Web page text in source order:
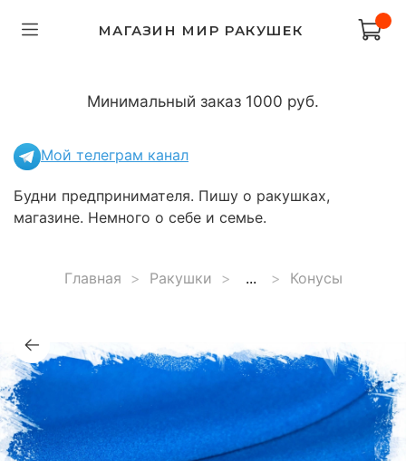
МАГАЗИН МИР РАКУШЕК
Минимальный заказ 1000 руб.
Мой телеграм канал
Будни предпринимателя. Пишу о ракушках,
магазине. Немного о себе и семье.
Главная Ракушки ... Конусы